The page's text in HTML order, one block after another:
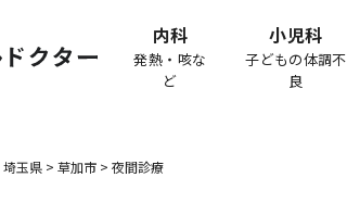
内科
発熱・咳な
ど
小児科
子どもの体調不
良
埼玉県 > 草加市 > 夜間診療